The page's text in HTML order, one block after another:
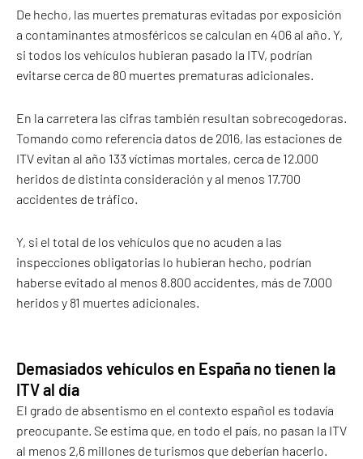
De hecho, las muertes prematuras evitadas por exposición
a contaminantes atmosféricos se calculan en 406 al año. Y,
si todos los vehículos hubieran pasado la ITV, podrían
evitarse cerca de 80 muertes prematuras adicionales.
En la carretera las cifras también resultan sobrecogedoras.
Tomando como referencia datos de 2016, las estaciones de
ITV evitan al año 133 víctimas mortales, cerca de 12.000
heridos de distinta consideración y al menos 17.700
accidentes de tráfico.
Y, si el total de los vehículos que no acuden a las
inspecciones obligatorias lo hubieran hecho, podrían
haberse evitado al menos 8.800 accidentes, más de 7.000
heridos y 81 muertes adicionales.
Demasiados vehículos en España no tienen la
ITV al día
El grado de absentismo en el contexto español es todavía
preocupante. Se estima que, en todo el país, no pasan la ITV
al menos 2,6 millones de turismos que deberían hacerlo.